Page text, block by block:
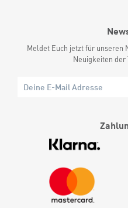
Meldet Euch jetzt für unseren
Neuigkeiten der